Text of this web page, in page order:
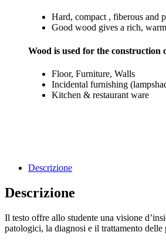
Hard, compact , fiberous and
Good wood gives a rich,
Wood is used for the construction
Floor, Furniture, Walls
Incidental furnishing
Kitchen & restaurant ware
Descrizione
Descrizione
Il testo offre allo studente una visione
patologici, la diagnosi e il trattamento